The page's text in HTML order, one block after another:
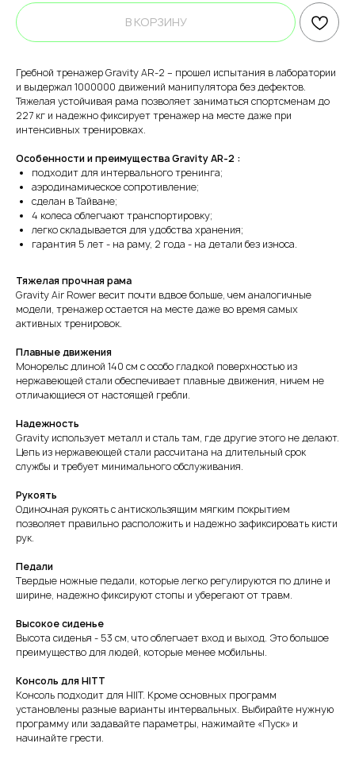
В КОРЗИНУ
Гребной тренажер Gravity AR-2 – прошел испытания в лаборатории
и выдержал 1000000 движений манипулятора без дефектов.
Тяжелая устойчивая рама позволяет заниматься спортсменам до
227 кг и надежно фиксирует тренажер на месте даже при
интенсивных тренировках.
Особенности и преимущества Gravity AR-2 :
подходит для интервального тренинга;
аэродинамическое сопротивление;
сделан в Тайване;
4 колеса облегчают транспортировку;
легко складывается для удобства хранения;
гарантия 5 лет - на раму, 2 года - на детали без износа.
Тяжелая прочная рама
Gravity Air Rower весит почти вдвое больше, чем аналогичные
модели, тренажер остается на месте даже во время самых
активных тренировок.
Плавные движения
Монорельс длиной 140 см с особо гладкой поверхностью из
нержавеющей стали обеспечивает плавные движения, ничем не
отличающиеся от настоящей гребли.
Надежность
Gravity использует металл и сталь там, где другие этого не делают.
Цепь из нержавеющей стали рассчитана на длительный срок
службы и требует минимального обслуживания.
Рукоять
Одиночная рукоять с антискользящим мягким покрытием
позволяет правильно расположить и надежно зафиксировать кисти
рук.
Педали
Твердые ножные педали, которые легко регулируются по длине и
ширине, надежно фиксируют стопы и уберегают от травм.
Высокое сиденье
Высота сиденья - 53 см, что облегчает вход и выход. Это большое
преимущество для людей, которые менее мобильны.
Консоль для HITT
Консоль подходит для HIIT. Кроме основных программ
установлены разные варианты интервальных. Выбирайте нужную
программу или задавайте параметры, нажимайте «Пуск» и
начинайте грести.